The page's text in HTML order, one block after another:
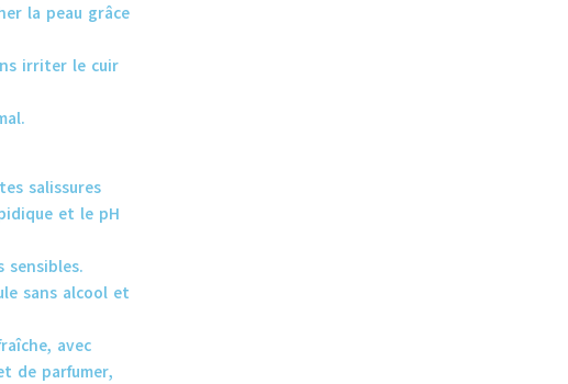
la peau grâce
irriter le cuir
salissures
et le pH
sensibles.
sans alcool et
avec
de parfumer,